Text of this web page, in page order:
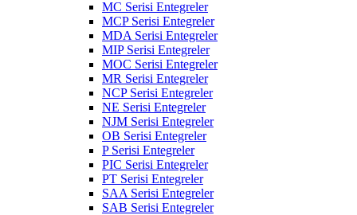
MC Serisi Entegreler
MCP Serisi Entegreler
MDA Serisi Entegreler
MIP Serisi Entegreler
MOC Serisi Entegreler
MR Serisi Entegreler
NCP Serisi Entegreler
NE Serisi Entegreler
NJM Serisi Entegreler
OB Serisi Entegreler
P Serisi Entegreler
PIC Serisi Entegreler
PT Serisi Entegreler
SAA Serisi Entegreler
SAB Serisi Entegreler